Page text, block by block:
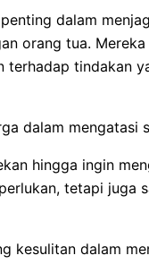
dalam
orang tua. Mereka
terhadap tindakan
dalam mengatasi
hingga ingin
tetapi juga
kesulitan dalam